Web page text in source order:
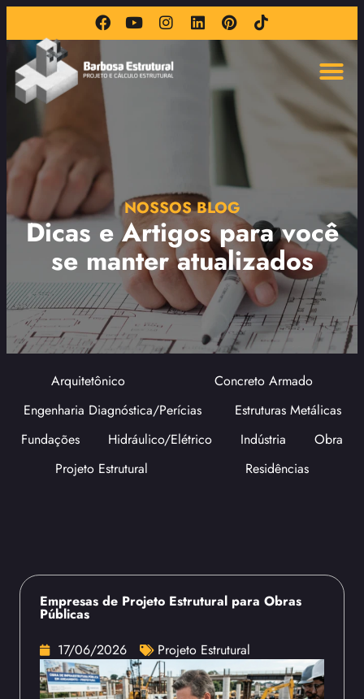
NOSSOS BLOG
Dicas e Artigos para você
se manter atualizados
Arquitetônico
Concreto Armado
Engenharia Diagnóstica/Perícias
Estruturas Metálicas
Fundações
Hidráulico/Elétrico Indústria
Obra
Projeto Estrutural
Residências
Empresas de Projeto Estrutural para Obras
Públicas
17/06/2026
Projeto Estrutural